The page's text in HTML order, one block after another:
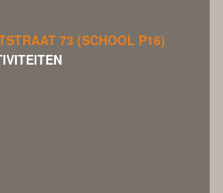
73 (SCHOOL P16)